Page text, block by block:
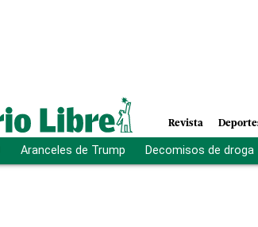
Revista
Aranceles de Trump Decomisos de droga